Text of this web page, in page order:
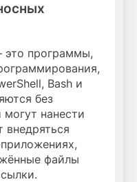
программы,
Bash и
без
могут нанести
внедряться
файлы